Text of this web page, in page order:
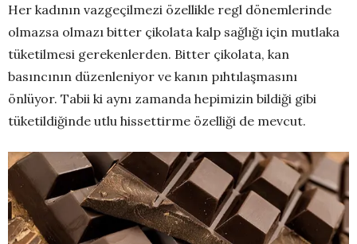
Her kadının vazgeçilmezi özellikle regl dönemlerinde
olmazsa olmazı bitter çikolata kalp sağlığı için mutlaka
tüketilmesi gerekenlerden. Bitter çikolata, kan
basıncının düzenleniyor ve kanın pıhtılaşmasını
önlüyor. Tabii ki aynı zamanda hepimizin bildiği gibi
tüketildiğinde utlu hissettirme özelliği de mevcut.